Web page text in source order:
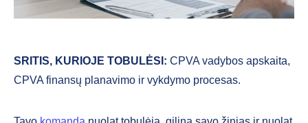
SRITIS, KURIOJE TOBULĖSI: CPVA vadybos apskaita,
CPVA finansų planavimo ir vykdymo procesas.